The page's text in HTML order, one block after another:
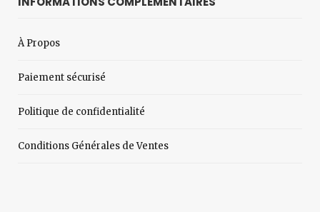
À Propos
Paiement sécurisé
Politique de confidentialité
Conditions Générales de Ventes